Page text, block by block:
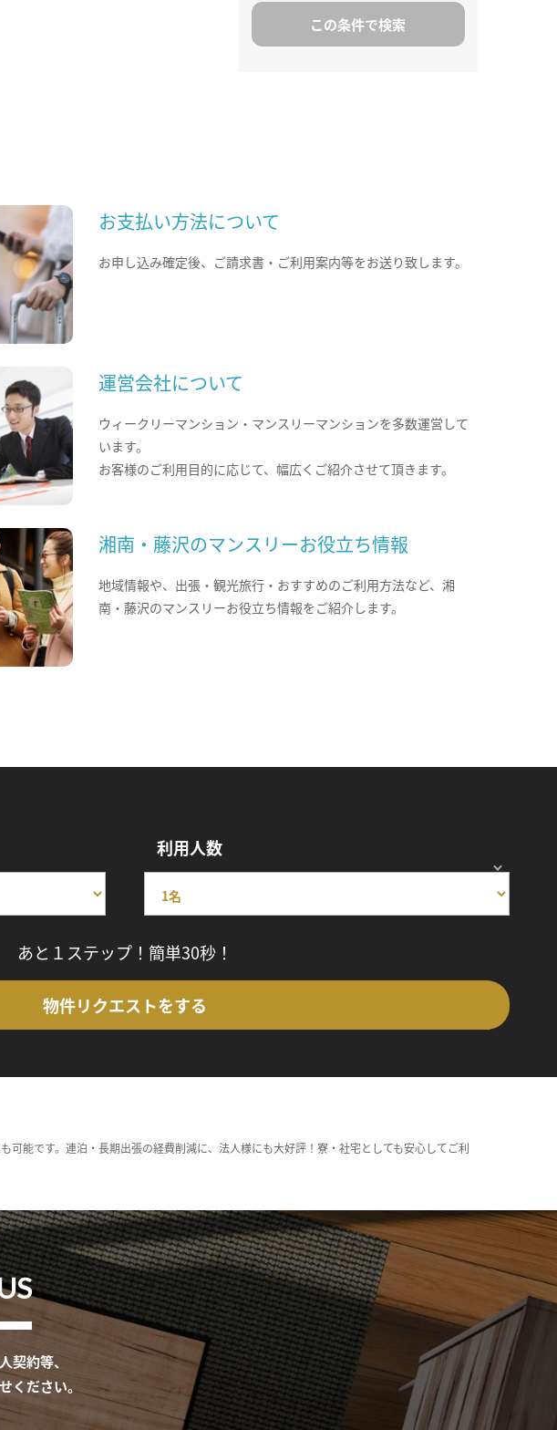
お支払い方法について
お申し込み確定後、ご請求書・ご利用案内等をお送り致します。
運営会社について
ウィークリーマンション・マンスリーマンションを多数運営して
います。
お客様のご利用目的に応じて、幅広くご紹介させて頂きます。
湘南・藤沢のマンスリーお役立ち情報
地域情報や、出張・観光旅行・おすすめのご利用方法など、湘
南・藤沢のマンスリーお役立ち情報をご紹介します。
利用人数
あと１ステップ！簡単30秒！
物件リクエストをする
能です。連泊・長期出張の経費削減に、法人様にも大好評！寮・社宅としても安心してご利
契約等、
ください。